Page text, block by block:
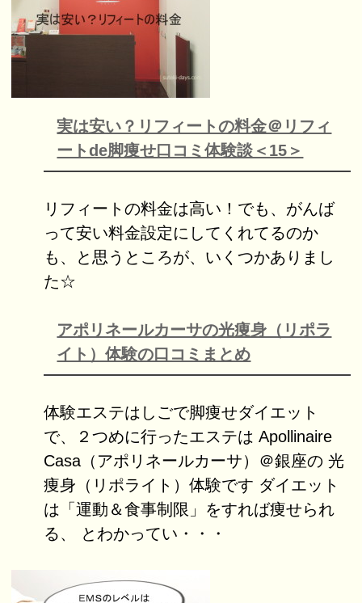
実は安い？リフィートの料金＠リフィ
ートde脚痩せ口コミ体験談＜15＞
リフィートの料金は高い！でも、がんば
って安い料金設定にしてくれてるのか
も、と思うところが、いくつかありまし
た☆
アポリネールカーサの光痩身（リポラ
イト）体験の口コミまとめ
体験エステはしごで脚痩せダイエット
で、２つめに行ったエステは Apollinaire
Casa（アポリネールカーサ）＠銀座の 光
痩身（リポライト）体験です ダイエット
は「運動＆食事制限」をすれば痩せられ
る、 とわかってい・・・